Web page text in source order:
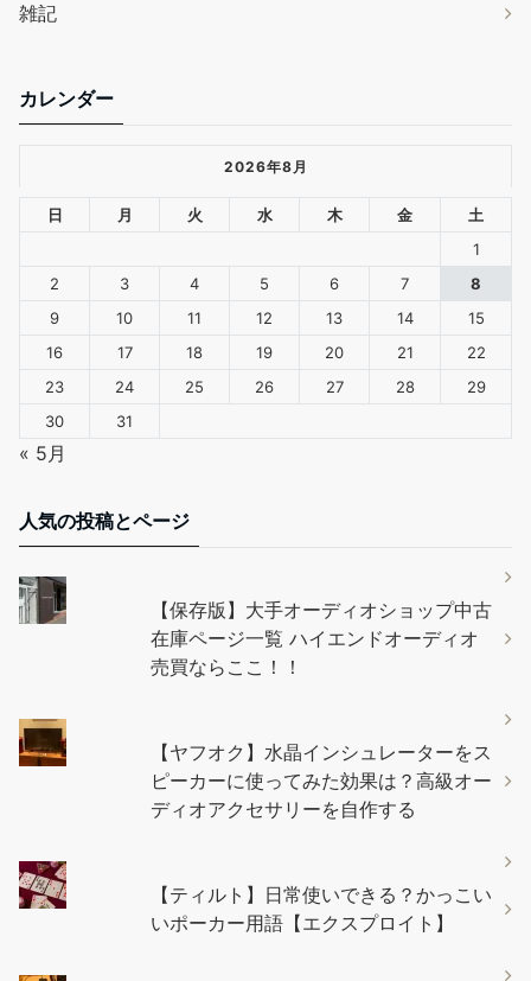
雑記
カレンダー
2026年8月
日 月 火 水 木 金
土
1
2
3 4 5 6 7
8
9
10 11 12 13 14
15
16
17 18 19 20 21
22
23
24 25 26 27 28
29
30
31
« 5月
人気の投稿とページ
【保存版】大手オーディオショップ中古
在庫ページ一覧 ハイエンドオーディオ
売買ならここ！！
【ヤフオク】水晶インシュレーターをス
ピーカーに使ってみた効果は？高級オー
ディオアクセサリーを自作する
【ティルト】日常使いできる？かっこい
いポーカー用語【エクスプロイト】